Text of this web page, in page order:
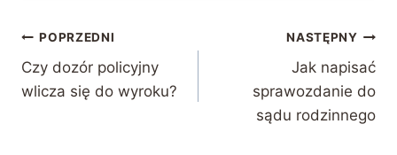
Nawigacja
wpisu
POPRZEDNI
Czy dozór policyjny
wlicza się do wyroku?
NASTĘPNY
Jak napisać
sprawozdanie do
sądu rodzinnego